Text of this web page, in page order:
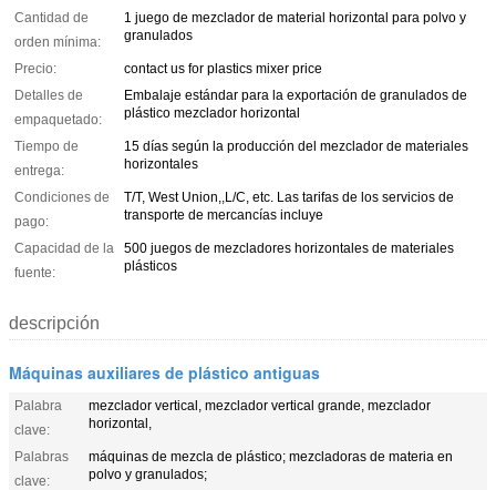
Cantidad de
orden mínima:
1 juego de mezclador de material horizontal para polvo y
granulados
Precio:
contact us for plastics mixer price
Detalles de
empaquetado:
Embalaje estándar para la exportación de granulados de
plástico mezclador horizontal
Tiempo de
entrega:
15 días según la producción del mezclador de materiales
horizontales
Condiciones de
pago:
T/T, West Union,,L/C, etc. Las tarifas de los servicios de
transporte de mercancías incluye
Capacidad de la
fuente:
500 juegos de mezcladores horizontales de materiales
plásticos
descripción
Máquinas auxiliares de plástico antiguas
Palabra
clave:
mezclador vertical, mezclador vertical grande, mezclador
horizontal,
Palabras
clave:
máquinas de mezcla de plástico; mezcladoras de materia en
polvo y granulados;